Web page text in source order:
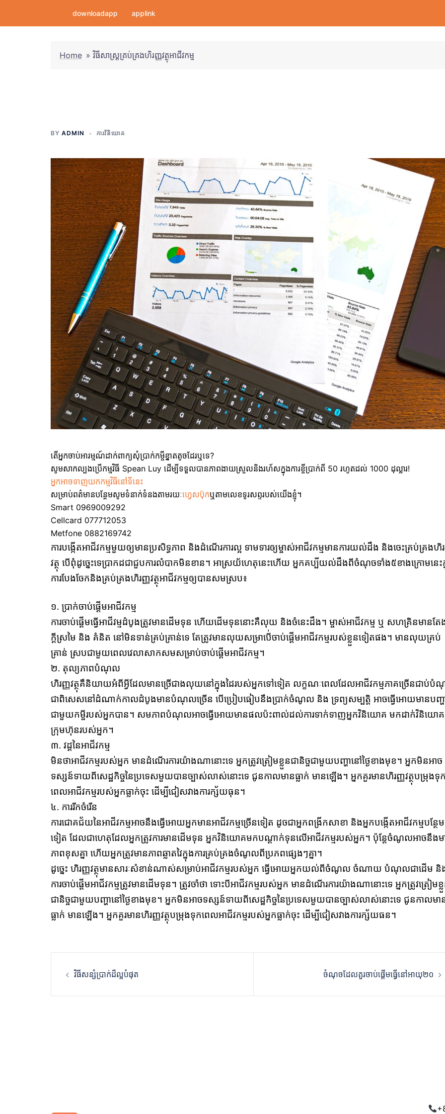
downloadapp applink
Home » វិធីសាស្រ្តគ្រប់គ្រងហិរញ្ញវត្ថុអាជីវកម្ម
BY ADMIN ការវិនិយោគ
តើអ្នកចាប់អារម្មណ៍ដាក់ពាក្យសុំប្រាក់កម្ចីខ្នាតតូចដែរឬទេ?
សូមសាកល្បងប្រើកម្មវិធី Spean Luy ដើម្បីទទួលបានភាពងាយស្រួលនិងរហ័សក្នុងការខ្ចីប្រាក់ពី 50 រហូតដល់ 1000 ដុល្លារ!
អ្នកអាចទាញយកកម្មវិធីនៅទីនេះ
សម្រាប់ពត៌មានបន្ថែមសូមទំនាក់ទំនងតាមរយៈហ្វេសប៊ុកឬតាមលេខទូរសព្ទរបស់យើងខ្ញុំ។
Smart 0969009292
Cellcard 077712053
Metfone 0882169742
ការបង្កើតអាជីវកម្មមួយឲ្យមានប្រសិទ្ធភាព និងដំណើរការល្អ ទាមទារឲ្យម្ចាស់អាជីវកម្មមានការយល់ដឹង និងចេះគ្រប់គ្រងហិ
វត្ថុ បើពុំដូច្នេះទេប្រាកដជាជួបការលំបាកមិនខាន។ អាស្រយ័ហេតុនេះហើយ អ្នកគប្បីយល់ដឹងពីចំណុចទាំង៥ខាងក្រោមនេះ
ការបែងចែកនិងគ្រប់គ្រងហិរញ្ញវត្ថុអាជីវកម្មឲ្យបានសមស្រប៖
១. ប្រាក់ចាប់ផ្ដើមអាជីវកម្ម
ការចាប់ផ្ដើមធ្វើអាជីវម្មដំបូងត្រូវមានដើមទុន ហើយដើមទុននោះគឺលុយ និងចំនេះដឹង។ ម្ចាស់អាជីវកម្ម ឬ សហគ្រិនមានតែ
ក្ដីស្រមៃ និង គំនិត នៅមិនទាន់គ្រប់គ្រាន់ទេ តែត្រូវមានលុយសម្រាបើ់ចាប់ផ្ដើមអាជីវកម្មរបស់ខ្លួនទៀតផង។ មានលុយគ្រប់
គ្រាន់ ស្របជាមួយពេលវេលាសាកសមសម្រាប់ចាប់ផ្ដើមអាជីវកម្ម។
២. តុល្យភាពបំណុល
ហិរញ្ញវត្ថុគឺនិយាយអំពីអ្វីដែលមានច្រើជាងលុយនៅក្នុងដៃរបស់អ្នកទៅទៀត លក្ខណៈពេលដែលអាជីវកម្មភាគច្រើនជាប់
ជាពិសេសនៅដំណាក់កាលដំបូងមានបំណុលច្រើន បើប្រៀបធៀបនឹងប្រាក់ចំណូល និង ទ្រព្យសម្បត្តិ អាចធ្វើអោយមានបញ្ហ
ជាមួយកម្ចីរបស់អ្នកបាន។ សមភាពបំណុលអាចធ្វើអោយមានផលប៉ះពាល់ដល់ការទាក់ទាញអ្នកវិនិយោគ មកដាក់វិនិយោគ
ក្រុមហ៊ុនរបស់អ្នក។
៣. វដ្តនៃអាជីវកម្ម
មិនថាអាជីវកម្មរបស់អ្នក មានដំណើរការយ៉ាងណានោះទេ អ្នកត្រូវត្រៀមខ្លួនជានិច្ចជាមួយបញ្ហានៅថ្ងៃខាងមុខ។ អ្នកមិនអាច
ទស្សន៍ទាយពីសេដ្ឋកិច្ចនៃប្រទេសមួយបានច្បាស់លាស់នោះទេ ជូនកាលមានធ្លាក់ មានឡើង។ អ្នកគួរមានហិរញ្ញវត្ថុបម្រុងទុក
ពេលអាជីវកម្មរបស់អ្នកធ្លាក់ចុះ ដើម្បីជៀសវាងការក្ស័យធុន។
៤. ការរីកចំរើន
ការជោគជ័យនៃអាជីវកម្មអាចនឹងធ្វើអោយអ្នកមានអាជីវកម្មច្រើនទៀត ដូចជាអ្នកពង្រីកសាខា និងអ្នកបង្កើតអាជីវកម្មបន្ថែម
ទៀត ដែលជាហេតុដែលអ្នកត្រូវការមានដើមទុន អ្នកវិនិយោគមកបណ្ដាក់ទុនលើអាជីវកម្មរបស់អ្នក។ ប៉ុន្តែចំណូលអាចនឹងម
ភាពខុសគ្នា ហើយអ្នកត្រូវមានភាពឆ្លាតវៃក្នុងការគ្រប់គ្រងចំណូលពីប្រភពផ្សេងៗគ្នា។
ដូច្នេះ ហិរញ្ញវត្ថុមានសារៈសំខាន់ណាស់សម្រាប់អាជីវកម្មរបស់អ្នក ធ្វើអោយអ្នកយល់ពីចំណូល ចំណាយ បំណុលជាដើម និ
ការចាប់ផ្ដើមអាជីវកម្មត្រូវមានដើមទុន។ ត្រូវចាំថា ទោះបីអាជីវកម្មរបស់អ្នក មានដំណើរការយ៉ាងណានោះទេ អ្នកត្រូវត្រៀមខ្
ជានិច្ចជាមួយបញ្ហានៅថ្ងៃខាងមុខ។ អ្នកមិនអាចទស្សន៍ទាយពីសេដ្ឋកិច្ចនៃប្រទេសមួយបានច្បាស់លាស់នោះទេ ជូនកាលមា
ធ្លាក់ មានឡើង។ អ្នកគួរមានហិរញ្ញវត្ថុបម្រុងទុកពេលអាជីវកម្មរបស់អ្នកធ្លាក់ចុះ ដើម្បីជៀសវាងការក្ស័យធន។
Post
navigation
វិធីសន្សំប្រាក់ដ៏ល្អបំផុត ចំណុចដែលគួរចាប់ផ្ដើមធ្វើនៅអាយុ២០